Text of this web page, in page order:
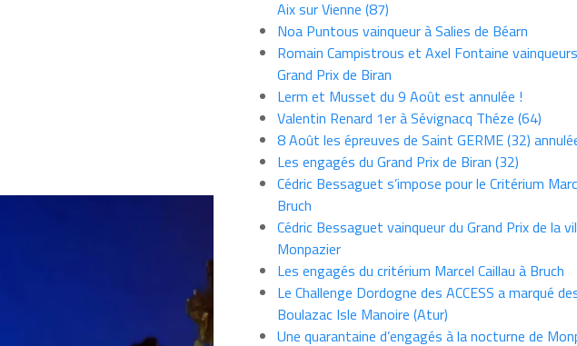
Aix sur Vienne (87)
Noa Puntous vainqueur à Salies de Béarn
Romain Campistrous et Axel Fontaine
Grand Prix de Biran
Lerm et Musset du 9 Août est annulée !
Valentin Renard 1er à Sévignacq Théze (64)
8 Août les épreuves de Saint GERME (32)
Les engagés du Grand Prix de Biran (32)
Cédric Bessaguet s’impose pour le Critérium
Bruch
Cédric Bessaguet vainqueur du Grand Prix de la
Monpazier
Les engagés du critérium Marcel Caillau à Bruch
Le Challenge Dordogne des ACCESS a marqué
Boulazac Isle Manoire (Atur)
Une quarantaine d’engagés à la nocturne de